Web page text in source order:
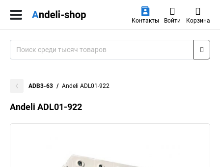
Контакты Войти Корзина
ADB3-63 Andeli ADL01-922
Andeli ADL01-922